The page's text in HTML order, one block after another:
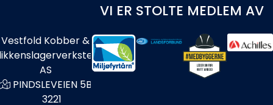
VI ER STOLTE MEDLEM AV
Vestfold Kobber &
AS
PINDSLEVEIEN 5B
3221